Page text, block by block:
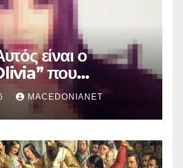
είναι ο
που
τον θάνατο της
MACEDONIANET